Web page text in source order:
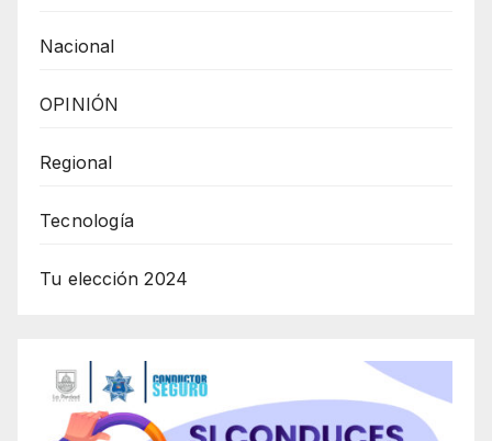
Nacional
OPINIÓN
Regional
Tecnología
Tu elección 2024